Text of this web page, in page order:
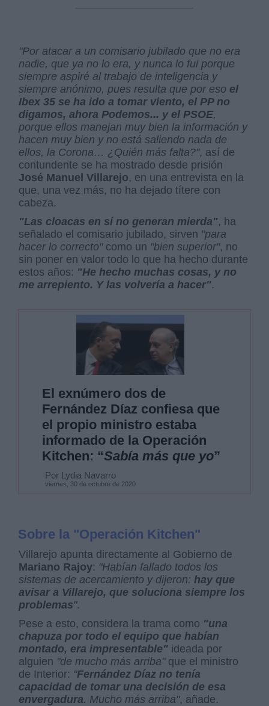
"Por atacar a un comisario jubilado que no era
nadie, que ya no lo era, y nunca lo fui porque
siempre aspiré al trabajo de inteligencia y
siempre anónimo, pues resulta que por eso el
Ibex 35 se ha ido a tomar viento, el PP no
digamos, ahora Podemos... y el PSOE,
porque ellos manejan muy bien la información y
hacen muy bien y no está saliendo nada de
ellos, la Corona… ¿Quién más falta?", así de
contundente se ha mostrado desde prisión
José Manuel Villarejo, en una entrevista en la
que, una vez más, no ha dejado títere con
cabeza.
"Las cloacas en sí no generan mierda", ha
señalado el comisario jubilado, sirven "para
hacer lo correcto"como un "bien superior", no
sin poner en valor todo lo que ha hecho durante
estos años: "He hecho muchas cosas, y no
me arrepiento. Y las volvería a hacer".
El exnúmero dos de
Fernández Díaz confiesa que
el propio ministro estaba
informado de la Operación
Kitchen: “Sabía más que yo”
Por Lydia Navarro
viernes, 30 de octubre de 2020
Sobre la "Operación Kitchen"
Villarejo apunta directamente al Gobierno de
Mariano Rajoy: "Habían fallado todos los
sistemas de acercamiento y dijeron: hay que
avisar a Villarejo, que soluciona siempre los
problemas".
Pese a esto, considera la trama como "una
chapuza por todo el equipo que habían
montado, era impresentable" ideada por
alguien "de mucho más arriba"que el ministro
de Interior: "Fernández Díaz no tenía
capacidad de tomar una decisión de esa
envergadura. Mucho más arriba", añade.